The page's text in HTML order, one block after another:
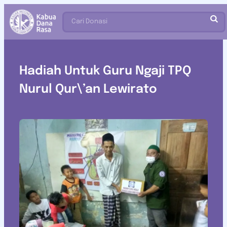
Cari Donasi
Hadiah Untuk Guru Ngaji TPQ
Nurul Qur\’an Lewirato